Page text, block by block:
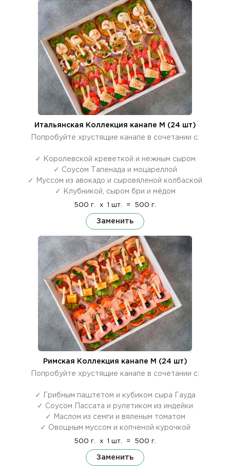
Итальянская Коллекция канапе M (24 шт)
Попробуйте хрустящие канапе в сочетании с:
✓ Королевской креветкой и нежным сыром
✓ Соусом Тапенада и моцареллой
✓ Муссом из авокадо и сыровяленой колбаской
✓ Клубникой, сыром бри и мёдом
500 г. x 1 шт. = 500 г.
Заменить
Римская Коллекция канапе M (24 шт)
Попробуйте хрустящие канапе в сочетании с:
✓ Грибным паштетом и кубиком сыра Гауда
✓ Соусом Пассата и рулетиком из индейки
✓ Маслом из семги и вяленым томатом
✓ Овощным муссом и копченой курочкой
500 г. x 1 шт. = 500 г.
Заменить